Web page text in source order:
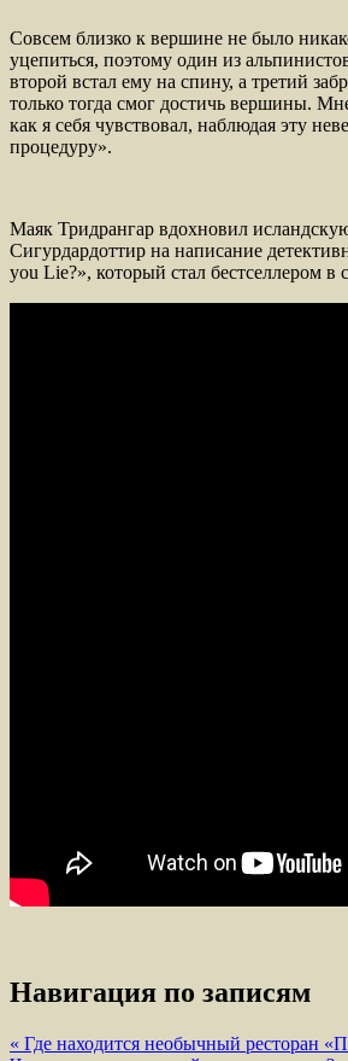
Совсем близко к вершине не было
уцепиться, поэтому один из
второй встал ему на спину, а третий
только тогда смог достичь вершины.
как я себя чувствовал, наблюдая эту
процедуру».
Маяк Тридрангар вдохновил
Сигурдардоттир на написание
you Lie?», который стал бестселлером в
Навигация по записям
« Где находится необычный ресторан